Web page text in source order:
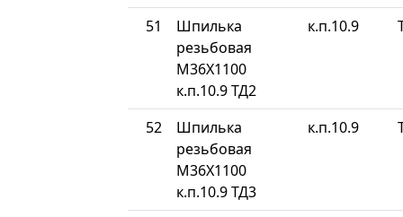
51
Шпилька
резьбовая
М36Х1100
к.п.10.9 ТД2
к.п.10.9
52
Шпилька
резьбовая
М36Х1100
к.п.10.9 ТД3
к.п.10.9